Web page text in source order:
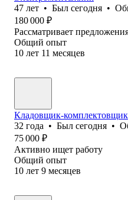
47 лет • Был сегодня •
180 000 ₽
Рассматривает
Общий опыт
10 лет 11 месяцев
Кладовщик-комплектовщик
32 года • Был сегодня •
75 000 ₽
Активно ищет работу
Общий опыт
10 лет 9 месяцев